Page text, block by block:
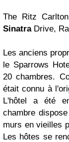
The Ritz
SinatraDrive,
Les anciens
le Sparrows
20 chambres.
était connu à
L'hôtel a été
chambre
murs en vieilles
Les hôtes se